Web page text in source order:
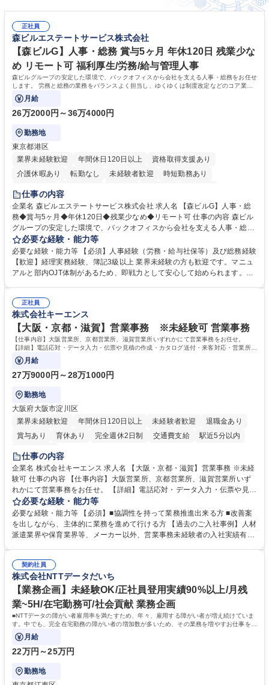
正社員
森ビルエステートサービス株式会社
【森ビルG】人事・総務 賞与5ヶ月 年休120日 残業少な
め リモート可 福利厚生/労務/給与管理人事
森ビルグループの安定した環境で、バックオフィスから会社を支える人事・総務をお任せ
します。 労務と総務の業務をバランスよく担当し、ゆくゆくは制度改定などのコア業務
にも挑戦できる、やりがいある環境です。
月給
26万2000円～36万4000円
勤務地
東京都港区
業界未経験歓迎
年間休日120日以上
資格取得支援あり
介護休暇あり
転勤なし 未経験者歓迎
時短勤務あり
経験者歓迎
完全週休2日制
交通費支給 長期歓迎 駅近5分以内 土日祝休み
仕事の内容
企業名 森ビルエステートサービス株式会社 求人名 【森ビルG】人事・総
務◆賞与5ヶ月◆年休120日◆残業少なめ◆リモート可 仕事の内容 森ビル
グループの安定した環境で、バックオフィスから会社を支える人事・総務
をお任せします。 労務と総務の業務をバランスよく担当し、ゆくゆくは制
度改定などのコア業務にも挑戦できる、やりがいある環境です。 ■勤怠管
理、給与計算、社会保険手続き、年末調整等の労務管理全般 ■入退社手続
き、社内規定の改定や人事制度改定などのコア業務 ■社内イベントの企画
でも質問・相談できる環境が整っているため、安心して成長できます。 募
集職種 【森ビルG】人事・総務◆賞与5ヶ月◆年休120日◆残業少なめ◆
リモート可
必要な経験・能力等
必要な経験・能力等 【必須】人事経験（労務・給与社保等）及び総務経験
【歓迎】経理実務経験、簿記3級以上 業界未経験の方も歓迎です。マニュ
アルと部内OJT体制があるため、即戦力として安心して始められます。
務に挑戦できるため、自身の成長と組織への貢献度をダイレクトに実感で
きます。 残業少なめ、週1日リモート可など、ワークライフバランスを保
ち長期活躍できる環境です。 「これまでの幅広い経験を活かし、長期的な
キャリアを築きたい」という前向きな意欲と挑戦を全力で応援します。 学
歴・資格 学歴：大学院 大学 高専 短大 専修学校 高校 語学力： 資格：日商
簿記検定1級 日商簿記検定2級 日商簿記検定3級
正社員
株式会社キーエンス
【大阪・京都・滋賀】営業事務 ※未経験可 営業事務
【仕事内容】大阪営業所、京都営業所、滋賀営業所いずれかにて営業事務をお任せ。
【詳細】電話応対・データ入力・伝票や見積の作成・カタログ送付・来客対応・営業所内
で発生する事務業務や業務改善をお任せ。
月給
27万9000円～28万1000円
勤務地
大阪府大阪市淀川区
業界未経験歓迎
年間休日120日以上 未経験者歓迎
退職金あり
賞与あり
育休あり 完全週休2日制 交通費支給
駅近5分以内
土日祝休み
仕事の内容
企業名 株式会社キーエンス 求人名 【大阪・京都・滋賀】営業事務 ※未経
験可 仕事の内容 【仕事内容】大阪営業所、京都営業所、滋賀営業所いず
れかにて営業事務をお任せ。 【詳細】電話応対・データ入力・伝票や見積
の作成・カタログ送付・来客対応・営業所内で発生する事務業務や業務改
善をお任せ。 【教育制度】ご入社後、育成担当とペアになりながらOJTに
て業務を覚えていただくことが可能です。業務システムがきちんと構築さ
れているため、スムーズに仕事に慣れることができる環境です。また、
募集職種 【大阪・京都・滋賀】営業事務 ※未経験可
必要な経験・能力等
必要な経験・能力等 【必須】■協調性を持って業務推進出来る方 ■改善案
を出しながら、主体的に業務を進めて行ける方 【過去のご入社事例】人材
派遣業界や保育業界等、メーカー以外、営業事務未経験者の入社実績有
えて、お客様や社員の状況に合わせ、能動的なサポート、改善の動きも期
待され。組織を支えるスペシャリストとして、チームに貢献し、結果的に
社員から頼られる存在になることができます。平均19:30の退勤以降の業
務の持ち帰りも禁止されており、メリハリのある働き方となります。 学
歴・資格 学歴：大学院 大学 高専 短大 語学力： 資格：
契約社員
株式会社NTTデータだいち
【業務企画】未経験OK/正社員登用実績90%以上/月残
業~5H/在宅勤務可/社会貢献 業務企画
■NTTデータの障がい者雇用率を満たすため、年々、雇用する障がい者が増え続けていま
す。中でも、完全在宅勤務の障がい者の増加数が多いため、その業務を増やすお仕事を担
っていただきます。
月給
22万円～25万円
勤務地